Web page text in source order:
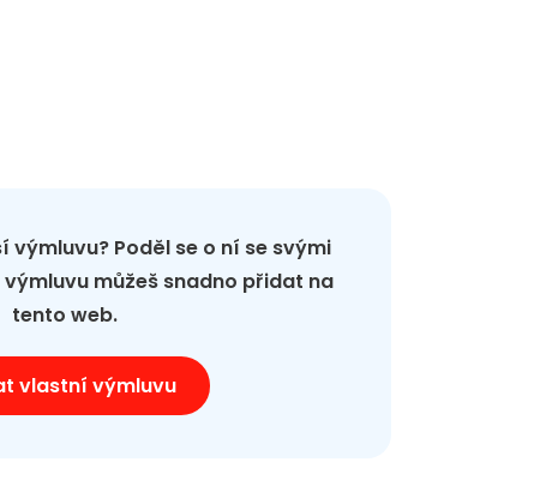
výmluvu? Poděl se o ní se svými
můžeš snadno přidat na
tento web.
vlastní výmluvu